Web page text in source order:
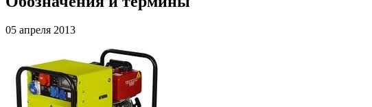
05 апреля 2013